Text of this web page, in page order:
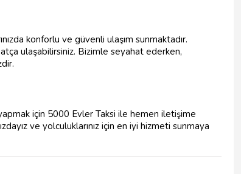
konforlu ve güvenli ulaşım sunmaktadır.
ulaşabilirsiniz. Bizimle seyahat ederken,
için 5000 Evler Taksi ile hemen iletişime
ve yolculuklarınız için en iyi hizmeti sunmaya